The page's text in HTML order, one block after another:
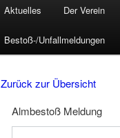
Aktuelles Der Verein
Bestoß-/Unfallmeldungen
Zurück zur Übersicht
Almbestoß Meldung